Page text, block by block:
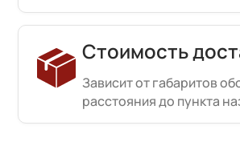
Стоимость
Зависит от габаритов
расстояния до пункта